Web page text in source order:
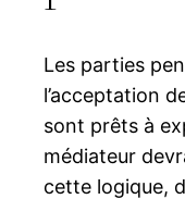
Les parties
l’acceptation
sont prêts à
médiateur
cette logique,